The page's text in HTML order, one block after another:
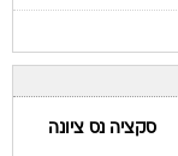
סקציה נס ציונה